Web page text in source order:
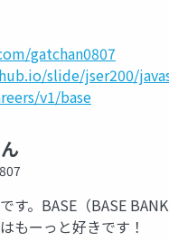
gatchan0807
slide/jser200/
v1/base
す。BASE（BASE
もーっと好きです！